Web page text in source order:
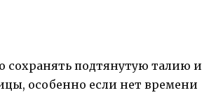
сохранять подтянутую талию и
особенно если нет времени